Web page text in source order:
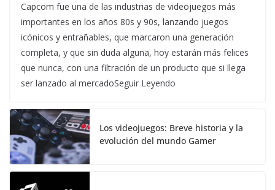
Capcom fue una de las industrias de videojuegos más
importantes en los años 80s y 90s, lanzando juegos
icónicos y entrañables, que marcaron una generación
completa, y que sin duda alguna, hoy estarán más felices
que nunca, con una filtración de un producto que si llega
ser lanzado al mercadoSeguir Leyendo
Los videojuegos: Breve historia y la
evolución del mundo Gamer